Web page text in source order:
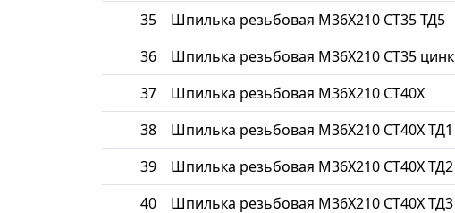
35 Шпилька резьбовая М36Х210 СТ35 ТД5
36 Шпилька резьбовая М36Х210 СТ35 цинк
37 Шпилька резьбовая М36Х210 СТ40Х
38 Шпилька резьбовая М36Х210 СТ40Х ТД1
39 Шпилька резьбовая М36Х210 СТ40Х ТД2
40 Шпилька резьбовая М36Х210 СТ40Х ТД3